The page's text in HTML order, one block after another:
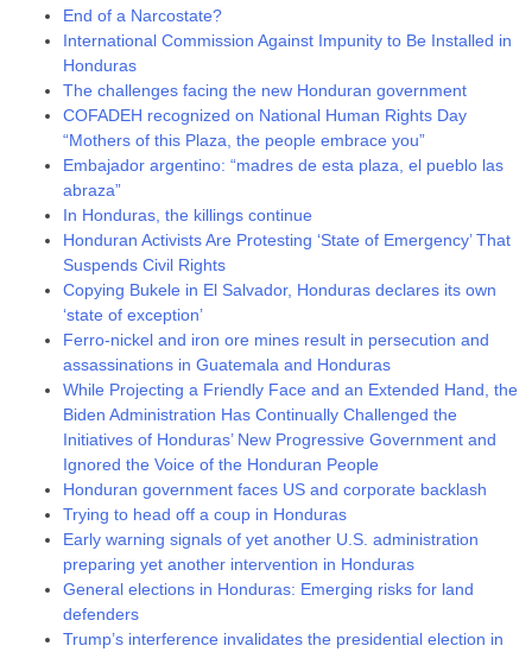
End of a Narcostate?
International Commission Against Impunity to Be Installed in
Honduras
The challenges facing the new Honduran government
COFADEH recognized on National Human Rights Day
“Mothers of this Plaza, the people embrace you”
Embajador argentino: “madres de esta plaza, el pueblo las
abraza”
In Honduras, the killings continue
Honduran Activists Are Protesting ‘State of Emergency’ That
Suspends Civil Rights
Copying Bukele in El Salvador, Honduras declares its own
‘state of exception’
Ferro-nickel and iron ore mines result in persecution and
assassinations in Guatemala and Honduras
While Projecting a Friendly Face and an Extended Hand, the
Biden Administration Has Continually Challenged the
Initiatives of Honduras’ New Progressive Government and
Ignored the Voice of the Honduran People
Honduran government faces US and corporate backlash
Trying to head off a coup in Honduras
Early warning signals of yet another U.S. administration
preparing yet another intervention in Honduras
General elections in Honduras: Emerging risks for land
defenders
Trump’s interference invalidates the presidential election in